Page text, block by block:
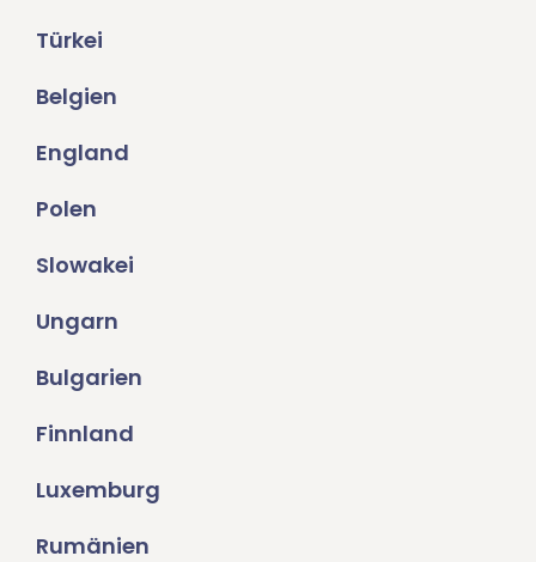
Türkei
Belgien
England
Polen
Slowakei
Ungarn
Bulgarien
Finnland
Luxemburg
Rumänien